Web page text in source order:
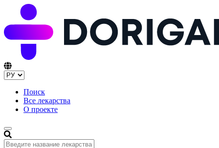
Поиск
Все лекарства
О проекте